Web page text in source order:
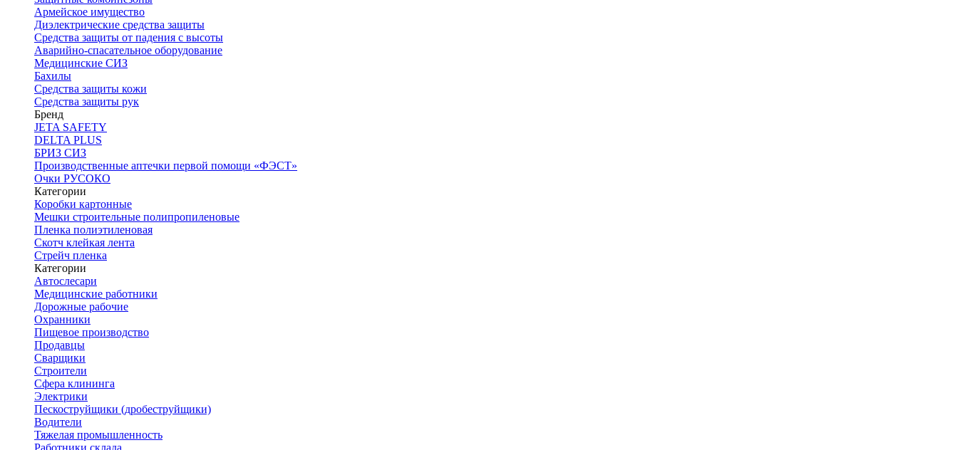
Армейское имущество
Диэлектрические средства защиты
Средства защиты от падения с высоты
Аварийно-спасательное оборудование
Медицинские СИЗ
Бахилы
Средства защиты кожи
Средства защиты рук
Бренд
JETA SAFETY
DELTA PLUS
БРИЗ СИЗ
Производственные аптечки первой помощи «ФЭСТ»
Очки РУСОКО
Категории
Коробки картонные
Мешки строительные полипропиленовые
Пленка полиэтиленовая
Скотч клейкая лента
Стрейч пленка
Категории
Автослесари
Медицинские работники
Дорожные рабочие
Охранники
Пищевое производство
Продавцы
Сварщики
Строители
Сфера клининга
Электрики
Пескоструйщики (дробеструйщики)
Водители
Тяжелая промышленность
Работники склада